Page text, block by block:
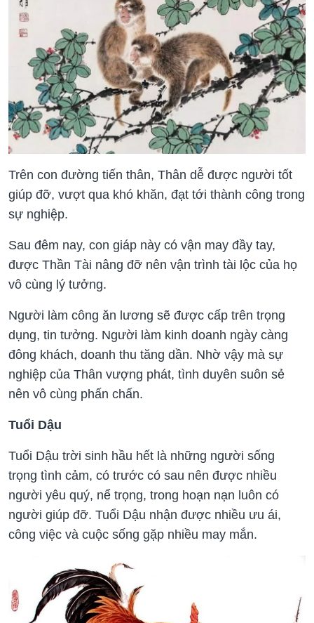
Trên con đường tiến thân, Thân dễ được người tốt
giúp đỡ, vượt qua khó khăn, đạt tới thành công trong
sự nghiệp.
Sau đêm nay, con giáp này có vận may đầy tay,
được Thần Tài nâng đỡ nên vận trình tài lộc của họ
vô cùng lý tưởng.
Người làm công ăn lương sẽ được cấp trên trọng
dụng, tin tưởng. Người làm kinh doanh ngày càng
đông khách, doanh thu tăng dần. Nhờ vậy mà sự
nghiệp của Thân vượng phát, tình duyên suôn sẻ
nên vô cùng phấn chấn.
Tuổi Dậu
Tuổi Dậu trời sinh hầu hết là những người sống
trọng tình cảm, có trước có sau nên được nhiều
người yêu quý, nể trọng, trong hoạn nạn luôn có
người giúp đỡ. Tuổi Dậu nhận được nhiều ưu ái,
công việc và cuộc sống gặp nhiều may mắn.